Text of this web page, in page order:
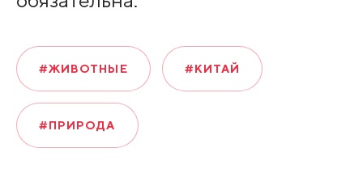
#ЖИВОТНЫЕ #КИТАЙ
#ПРИРОДА